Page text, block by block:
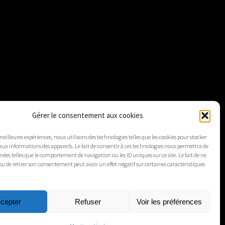
Gérer le consentement aux cookies
expériences, nous utilisons des technologies telles que les cookies pour stocker
informations des appareils. Le fait de consentir à ces technologies nous permettra de
telles que le comportement de navigation ou les ID uniques sur ce site. Le fait de ne
de retirer son consentement peut avoir un effet négatif sur certaines caractéristiques
Refuser Voir les préférences